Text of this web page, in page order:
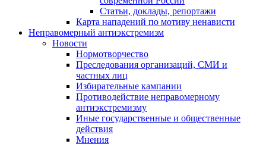
Статьи, доклады, репортажи
Карта нападений по мотиву ненависти
Неправомерный антиэкстремизм
Новости
Нормотворчество
Преследования организаций, СМИ и
частных лиц
Избирательные кампании
Противодействие неправомерному
антиэкстремизму
Иные государственные и общественные
действия
Мнения